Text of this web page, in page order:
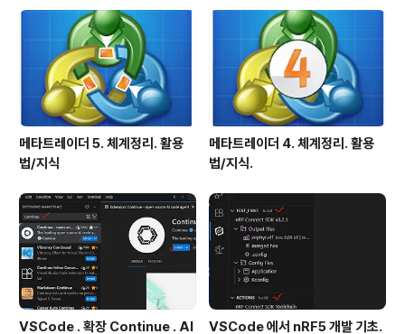
메타트레이더 5. 체계정리. 활용
법/지식
메타트레이더 4. 체계정리. 활용
법/지식.
VSCode . 확장 Continue . AI VSCode 에서 nRF5 개발 기초.